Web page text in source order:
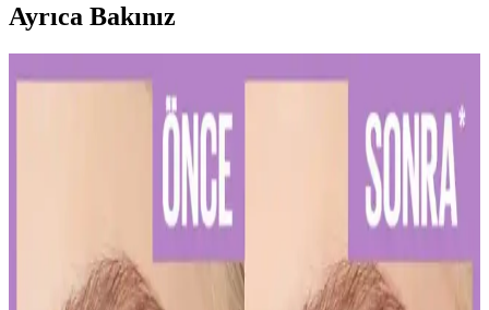
Ayrıca Bakınız
Diş Hassasiyetini Azaltan Doğru Diş Macunu Seçimi
ve Kullanım İpuçları
Diş hassasiyetini hafifletmek ve sağlıklı bir gülüşe ulaşmak için
doğru diş macunu seçimi ve düzenli kullanım önemlidir. Uzman
önerileriyle diş sağlığınızı koruyun.
Kalıcı Kalem Göz Makyajı: Uzun Süre Dayanan ve
Pratik Kullanım İpuçları
Kalıcı kalem göz makyajı, suya ve tere dayanıklı formülleriyle uzun